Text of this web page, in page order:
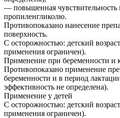
— повышенная
пропиленгликолю.
Противопоказано нанесение
поверхность.
С осторожностью: детский
применения ограничен).
Применение при беременности и
Противопоказано применение
беременности и в период
эффективность не определена).
Применение у детей
С осторожностью: детский
применения ограничен).